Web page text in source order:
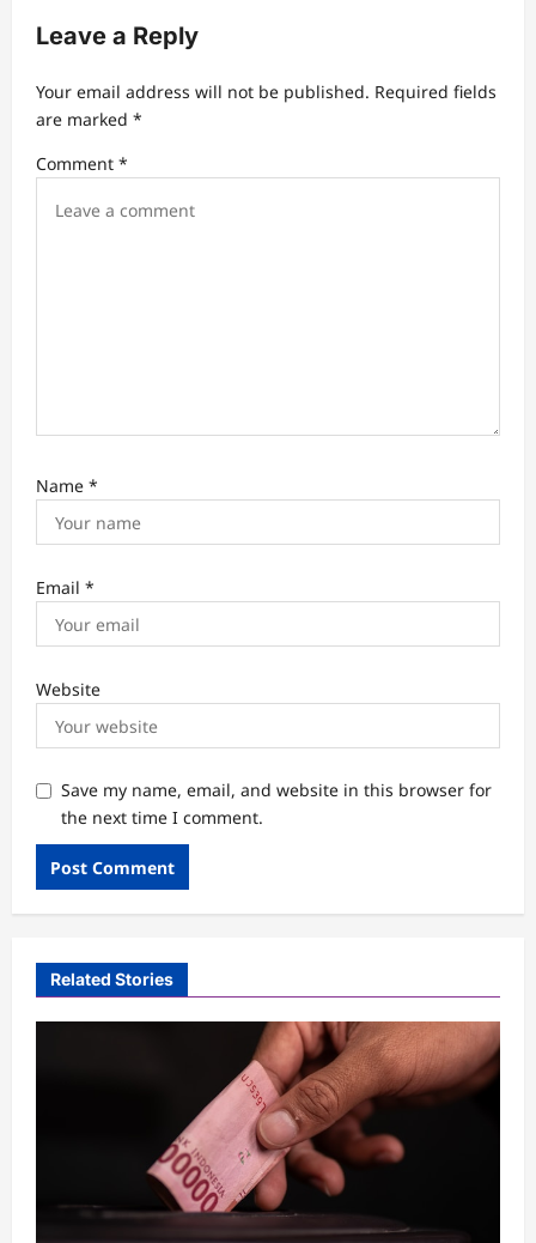
i
a
t
i
Leave a Reply
Your email address will not be published. Required fields
are marked *
Comment *
Name *
Email *
Website
Save my name, email, and website in this browser for
the next time I comment.
Related Stories